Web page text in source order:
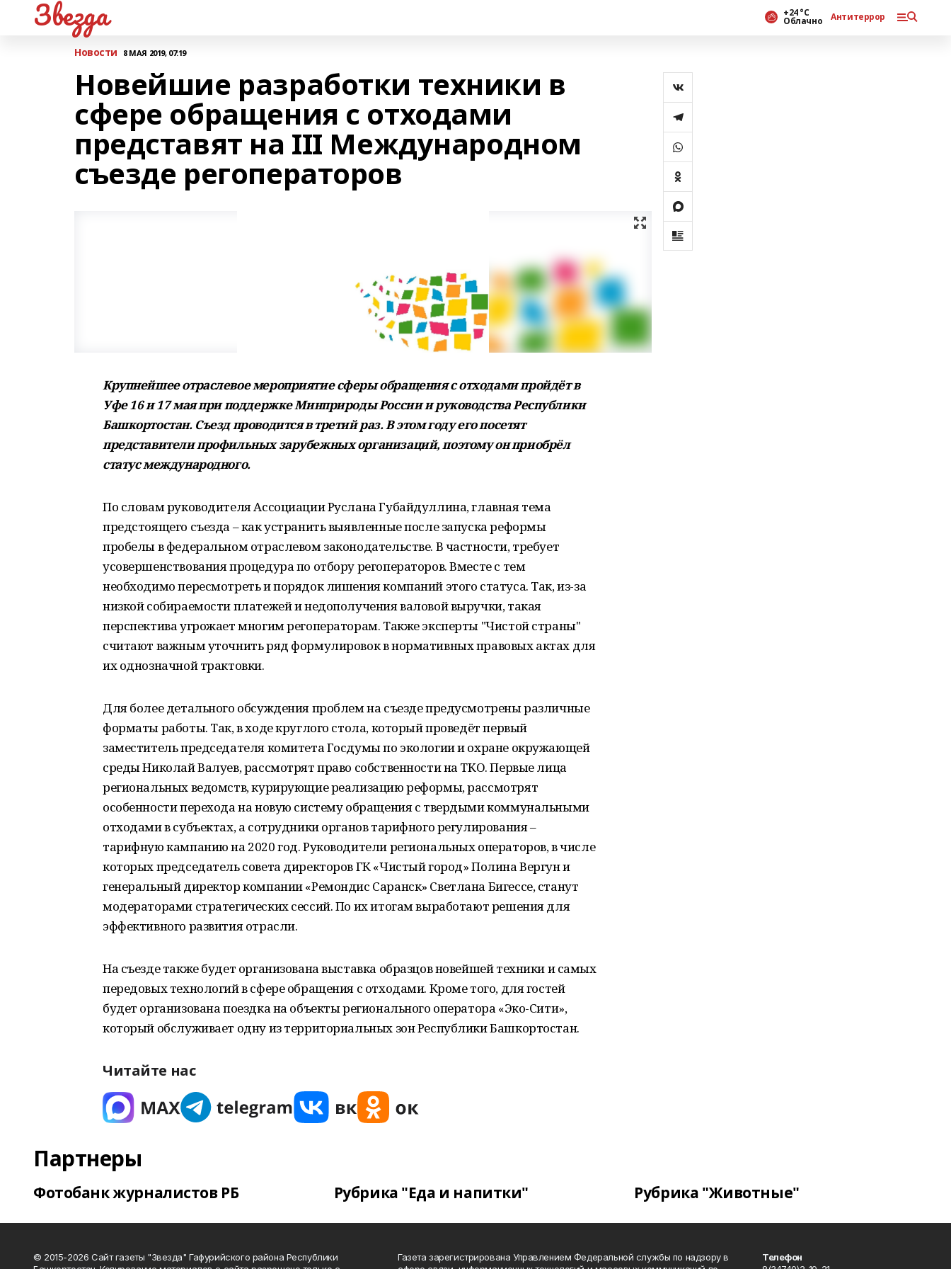
Звезда +24 °С
Облачно Антитеррор
Новости 8 МАЯ 2019, 07:19
Новейшие разработки техники в
сфере обращения с отходами
представят на III Международном
съезде регоператоров
Крупнейшее отраслевое мероприятие сферы обращения с отходами пройдёт в
Уфе 16 и 17 мая при поддержке Минприроды России и руководства Республики
Башкортостан. Съезд проводится в третий раз. В этом году его посетят
представители профильных зарубежных организаций, поэтому он приобрёл
статус международного.
По словам руководителя Ассоциации Руслана Губайдуллина, главная тема
предстоящего съезда – как устранить выявленные после запуска реформы
пробелы в федеральном отраслевом законодательстве. В частности, требует
усовершенствования процедура по отбору регоператоров. Вместе с тем
необходимо пересмотреть и порядок лишения компаний этого статуса. Так, из-за
низкой собираемости платежей и недополучения валовой выручки, такая
перспектива угрожает многим регоператорам. Также эксперты "Чистой страны"
считают важным уточнить ряд формулировок в нормативных правовых актах для
их однозначной трактовки.
Для более детального обсуждения проблем на съезде предусмотрены различные
форматы работы. Так, в ходе круглого стола, который проведёт первый
заместитель председателя комитета Госдумы по экологии и охране окружающей
среды Николай Валуев, рассмотрят право собственности на ТКО. Первые лица
региональных ведомств, курирующие реализацию реформы, рассмотрят
особенности перехода на новую систему обращения с твердыми коммунальными
отходами в субъектах, а сотрудники органов тарифного регулирования –
тарифную кампанию на 2020 год. Руководители региональных операторов, в числе
которых председатель совета директоров ГК «Чистый город» Полина Вергун и
генеральный директор компании «Ремондис Саранск» Светлана Бигессе, станут
модераторами стратегических сессий. По их итогам выработают решения для
эффективного развития отрасли.
На съезде также будет организована выставка образцов новейшей техники и самых
передовых технологий в сфере обращения с отходами. Кроме того, для гостей
будет организована поездка на объекты регионального оператора «Эко-Сити»,
который обслуживает одну из территориальных зон Республики Башкортостан.
Читайте нас
Партнеры
Фотобанк журналистов РБ Рубрика "Еда и напитки" Рубрика "Животные"
© 2015-2026 Сайт газеты "Звезда" Гафурийского района Республики
Газета зарегистрирована Управлением Федеральной службы по надзору в
Телефон